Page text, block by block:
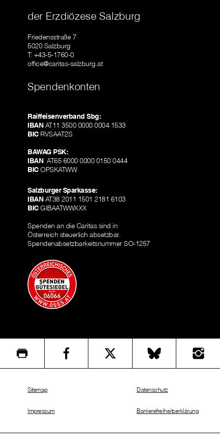
der Erzdiözese Salzburg
Friedensstraße 7
5020 Salzburg
T: +43-5-1760-0
office@caritas-salzburg.at
Spendenkonten
Raiffeisenverband Sbg:
IBANAT11 3500 0000 0004 1533
BICRVSAAT2S
BAWAG PSK:
IBANAT65 6000 0000 0150 0444
BICOPSKATWW
Salzburger Sparkasse:
IBANAT38 2011 1501 2181 6103
BICGIBAATWWXXX
Spenden an die Caritas sind in
Österreich steuerlich absetzbar.
Spendenabsetzbarkeitsnummer SO-1257
Sitemap
Impressum
Datenschutz
Barrierefreiheitserklärung